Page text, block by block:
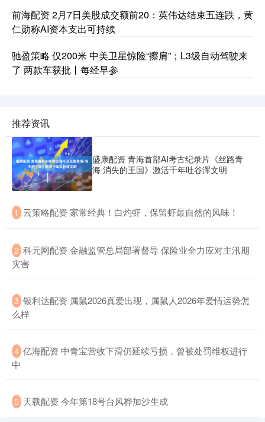
前海配资 2月7日美股成交额前20：英伟达结束五连跌，黄
仁勋称AI资本支出可持续
驰盈策略 仅200米 中美卫星惊险“擦肩”；L3级自动驾驶来
了 两款车获批丨每经早参
推荐资讯
盛康配资 青海首部AI考古纪录片《丝路青
海·消失的王国》激活千年吐谷浑文明
1 ​云策略配资 家常经典！白灼虾，保留虾最自然的风味！
2 ​科元网配资 金融监管总局部署督导 保险业全力应对主汛期
灾害
3 ​银利达配资 属鼠2026真爱出现，属鼠人2026年爱情运势怎
么样
4 ​亿海配资 中青宝营收下滑仍延续亏损，曾被处罚维权进行
中
5 ​天载配资 今年第18号台风桦加沙生成